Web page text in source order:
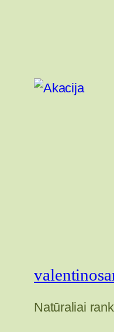
Natūraliai